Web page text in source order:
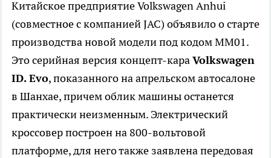
Китайское предприятие Volkswagen Anhui
(совместное с компанией JAC) объявило о старте
производства новой модели под кодом MM01.
Это серийная версия концепт-караVolkswagen
ID. Evo, показанного на апрельском автосалоне
в Шанхае, причем облик машины останется
практически неизменным. Электрический
кроссовер построен на 800-вольтовой
платформе, для него также заявлена передовая